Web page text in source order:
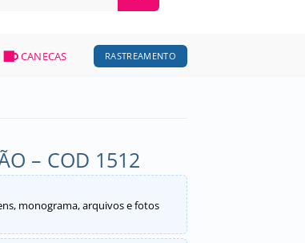
CANECAS RASTREAMENTO
– COD 1512
monograma, arquivos e fotos